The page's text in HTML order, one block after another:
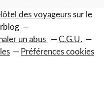
des voyageurssur le
un abus
C.G.U.
Préférences cookies